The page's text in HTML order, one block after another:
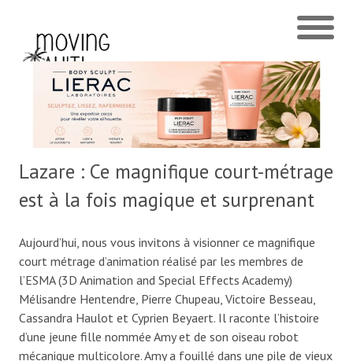
Lazare : Ce magnifique court-métrage
est à la fois magique et surprenant
Aujourd’hui, nous vous invitons à visionner ce magnifique
court métrage d’animation réalisé par les membres de
l’ESMA (3D Animation and Special Effects Academy)
Mélisandre Hentendre, Pierre Chupeau, Victoire Besseau,
Cassandra Haulot et Cyprien Beyaert. Il raconte l’histoire
d’une jeune fille nommée Amy et de son oiseau robot
mécanique multicolore. Amy a fouillé dans une pile de vieux